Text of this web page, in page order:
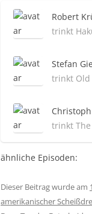
Robert
trinkt
Stefan
trinkt Old
trinkt The
ähnliche Episoden:
Dieser Beitrag wurde am
amerikanischer